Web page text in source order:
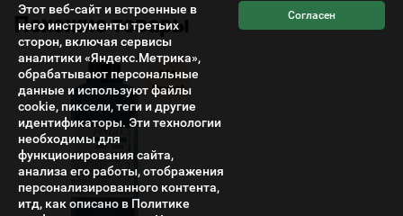
Похожие товары
001
Neutral
Этот веб-сайт и встроенные в
него инструменты третьих
сторон, включая сервисы
аналитики «Яндекс.Метрика»,
обрабатывают персональные
данные и используют файлы
cookie, пиксели, теги и другие
идентификаторы. Эти технологии
необходимы для
функционирования сайта,
анализа его работы, отображения
персонализированного контента,
итд, как описано в Политике